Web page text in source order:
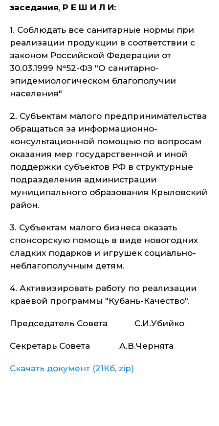
заседания, Р Е Ш И Л И:
1. Соблюдать все санитарные нормы при
реализации продукции в соответствии с
законом Российской Федерации от
30.03.1999 N°52-ФЗ "О санитарно-
эпидемиологическом благополучии
населения"
2. Субъектам малого предпринимательства
обращаться за информационно-
консультационной помощью по вопросам
оказания мер государственной и иной
поддержки субъектов РФ в структурные
подразделения администрации
муниципального образования Крыловский
район.
3. Субъектам малого бизнеса оказать
спонсорскую помощь в виде новогодних
сладких подарков и игрушек социально-
неблагополучным детям.
4. Активизировать работу по реализации
краевой программы "Кубань-Качество".
Председатель Совета С.И.Убийко
Секретарь Совета А.В.Чернята
Скачать документ (21Кб, zip)